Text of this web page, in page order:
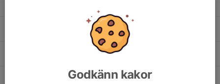
Noel Willy-Andersen
Oliver Krogh Lorenzen
Victor BroholmGodkänn kakor